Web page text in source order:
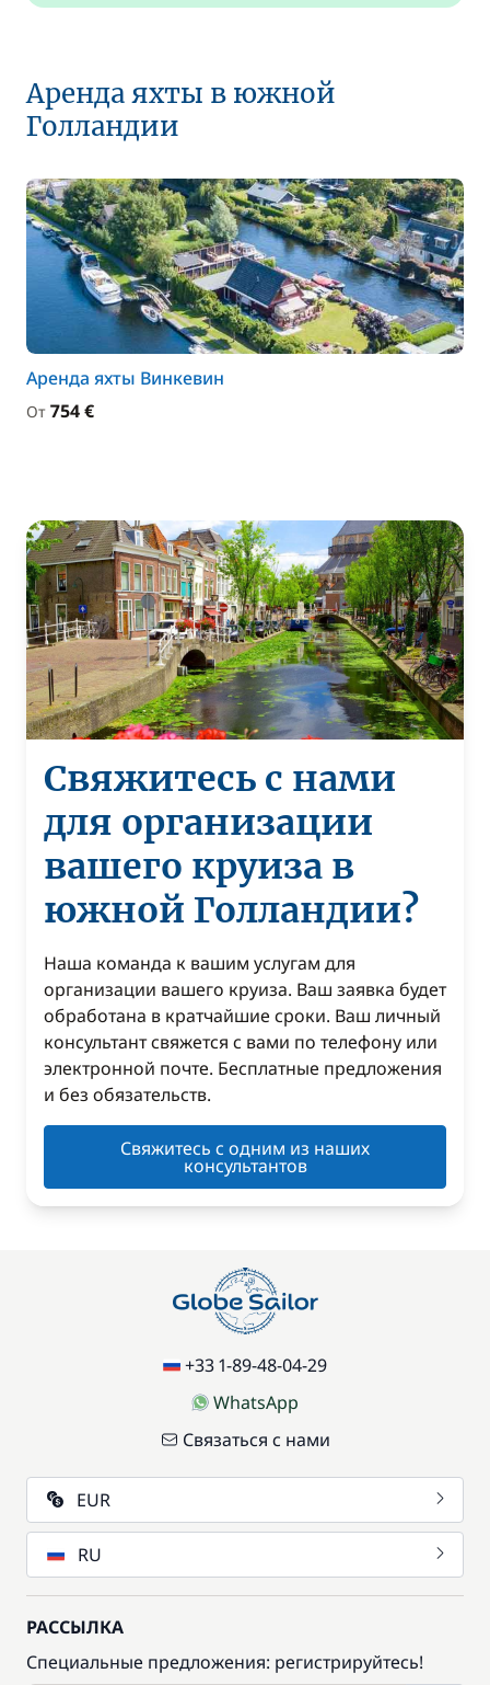
Аренда яхты в южной
Голландии
Аренда яхты Винкевин
От 754 €
Свяжитесь с нами
для организации
вашего круиза в
южной Голландии?
Наша команда к вашим услугам для
организации вашего круиза. Ваш заявка будет
обработана в кратчайшие сроки. Ваш личный
консультант свяжется с вами по телефону или
электронной почте. Бесплатные предложения
и без обязательств.
Свяжитесь с одним из наших
консультантов
+33 1-89-48-04-29
WhatsApp
Связаться с нами
EUR
RU
РАССЫЛКА
Специальные предложения: регистрируйтесь!